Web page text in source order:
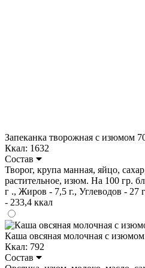
Запеканка творожная с изюмом
Ккал: 1632
Состав
Творог, крупа манная, яйцо,
растительное, изюм. На 100 гр.
г ., Жиров - 7,5 г., Углеводов - 27
- 233,4 ккал
Каша овсяная молочная с
Ккал: 792
Состав